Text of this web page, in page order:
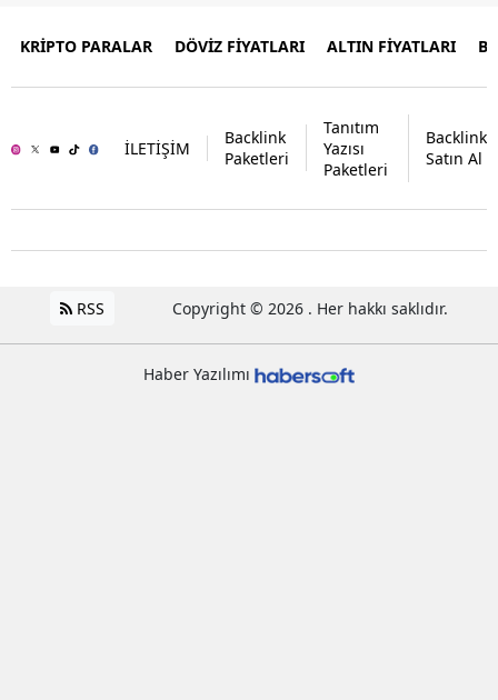
KRİPTO PARALAR DÖVİZ FİYATLARI ALTIN FİYATLARI
İLETİŞİM
Backlink
Paketleri
Tanıtım
Yazısı
Paketleri
Backlink
Satın Al
RSS Copyright © 2026 . Her hakkı saklıdır.
Haber Yazılımı